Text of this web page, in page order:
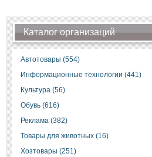
Каталог организаций
Автотовары (554)
Информационные технологии (441)
Культура (56)
Обувь (616)
Реклама (382)
Товары для животных (16)
Хозтовары (251)